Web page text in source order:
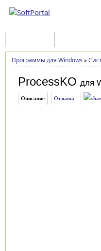
Программы для Windows »
ProcessKO для
Описание Отзывы